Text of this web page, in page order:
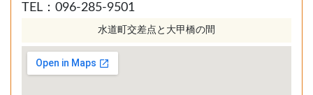
TEL：096-285-9501
水道町交差点と大甲橋の間